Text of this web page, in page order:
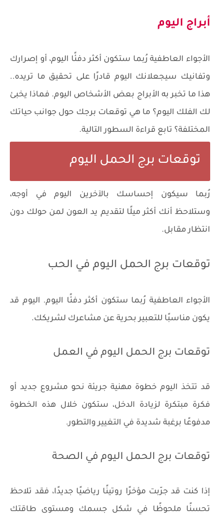
أبراج اليوم
الأجواء العاطفية رُبما ستكون أكثر دفئًا اليوم، أو إصرارك
وتفانيك سيجعلانك اليوم قادرًا على تحقيق ما تريده..
هذا ما تخبر به الأبراج بعض الأشخاص اليوم. فماذا يخبئ
لك الفلك اليوم؟ ما هي توقعات برجك حول جوانب حياتك
المختلفة؟ تابع قراءة السطور التالية.
توقعات برج الحمل اليوم
رُبما سيكون إحساسك بالآخرين اليوم في أوجه،
وستلاحظ أنك أكثر ميلًا لتقديم يد العون لمن حولك دون
انتظار مقابل.
توقعات برج الحمل اليوم في الحب
الأجواء العاطفية رُبما ستكون أكثر دفئًا اليوم. اليوم قد
يكون مناسبًا للتعبير بحرية عن مشاعرك لشريكك.
توقعات برج الحمل اليوم في العمل
قد تتخذ اليوم خطوة مهنية جريئة نحو مشروع جديد أو
فكرة مبتكرة لزيادة الدخل، ستكون خلال هذه الخطوة
مدفوعًا برغبة شديدة في التغيير والتطور.
توقعات برج الحمل اليوم في الصحة
إذا كنت قد جرّبت مؤخرًا روتينًا رياضيًا جديدًا، فقد تلاحظ
تحسنًا ملحوظًا في شكل جسمك ومستوى طاقتك